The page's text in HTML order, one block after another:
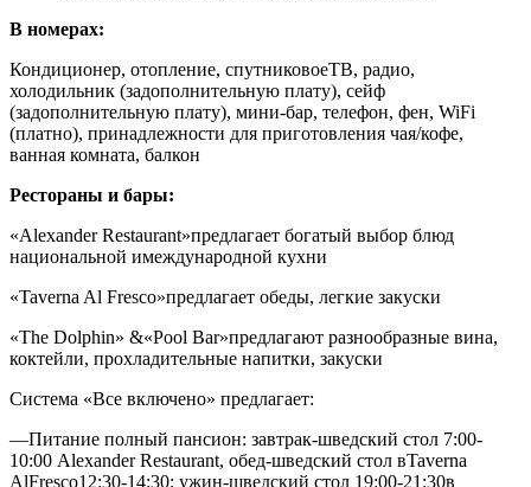
В номерах:
Кондиционер, отопление, спутниковоеТВ, радио,
холодильник (задополнительную плату), сейф
(задополнительную плату), мини-бар, телефон, фен, WiFi
(платно), принадлежности для приготовления чая/кофе,
ванная комната, балкон
Рестораны и бары:
«Alexander Restaurant»предлагает богатый выбор блюд
национальной имеждународной кухни
«Taverna Al Fresco»предлагает обеды, легкие закуски
«The Dolphin» &«Pool Bar»предлагают разнообразные вина,
коктейли, прохладительные напитки, закуски
Система «Все включено» предлагает:
—Питание полный пансион: завтрак-шведский стол 7:00-
10:00 Alexander Restaurant, обед-шведский стол вTaverna
AlFresco12:30-14:30; ужин-шведский стол 19:00-21:30в